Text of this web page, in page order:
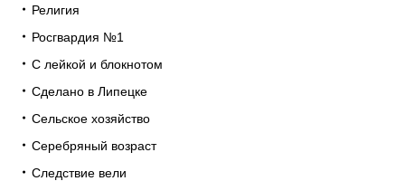
Религия
Росгвардия №1
С лейкой и блокнотом
Сделано в Липецке
Сельское хозяйство
Серебряный возраст
Следствие вели